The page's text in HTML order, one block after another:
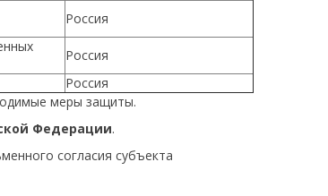
Россия
Россия
Россия
меры защиты.
Федерации.
согласия субъекта